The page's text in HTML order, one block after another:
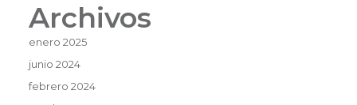
Archivos
enero 2025
junio 2024
febrero 2024